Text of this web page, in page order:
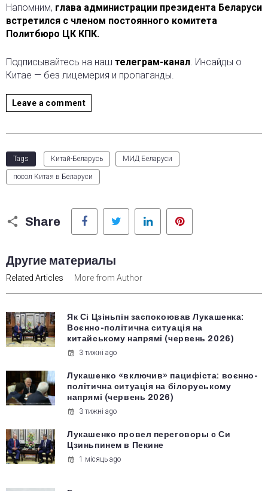
Напомним, глава администрации президента Беларуси
встретился с членом постоянного комитета
Политбюро ЦК КПК.
Подписывайтесь на наш телеграм-канал. Инсайды о
Китае — без лицемерия и пропаганды.
Leave a comment
Tags Китай-Беларусь МИД Беларуси
посол Китая в Беларуси
Share
Facebook Twitter LinkedIn
Другие материалы
Related Articles More from Author
Як Сі Цзіньпін заспокоював Лукашенка:
Воєнно-політична ситуація на
китайському напрямі (червень 2026)
3 тижні ago
Лукашенко «включив» пацифіста: воєнно-
політична ситуація на білоруському
напрямі (червень 2026)
3 тижні ago
Лукашенко провел переговоры с Си
Цзиньпинем в Пекине
1 місяць ago